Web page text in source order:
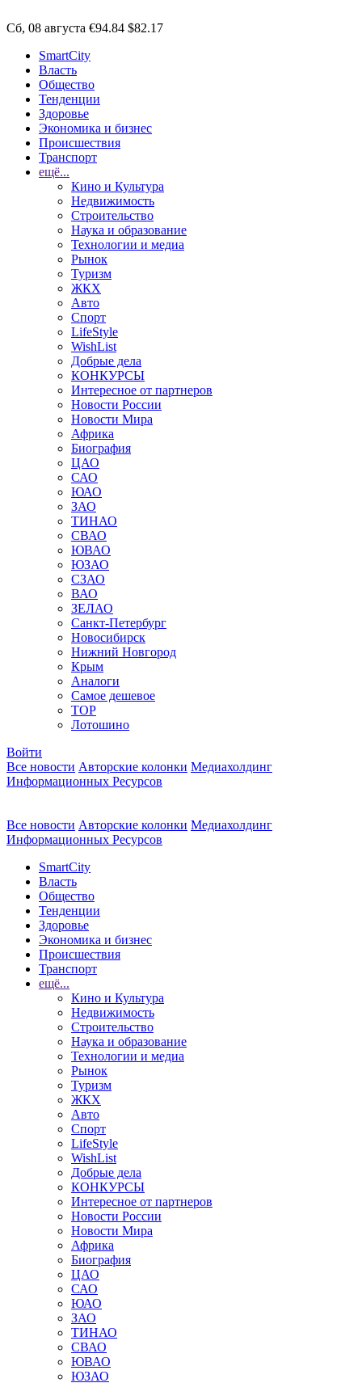
Сб, 08 августа €94.84 $82.17
SmartCity
Власть
Общество
Тенденции
Здоровье
Экономика и бизнес
Происшествия
Транспорт
ещё...
Кино и Культура
Недвижимость
Строительство
Наука и образование
Технологии и медиа
Рынок
Туризм
ЖКХ
Авто
Спорт
LifeStyle
WishList
Добрые дела
КОНКУРСЫ
Интересное от партнеров
Новости России
Новости Мира
Африка
Биография
ЦАО
САО
ЮАО
ЗАО
ТИНАО
СВАО
ЮВАО
ЮЗАО
СЗАО
ВАО
ЗЕЛАО
Санкт-Петербург
Новосибирск
Нижний Новгород
Крым
Аналоги
Самое дешевое
TOP
Лотошино
Войти
Все новости Авторские колонки Медиахолдинг
Информационных Ресурсов
Все новости Авторские колонки Медиахолдинг
Информационных Ресурсов
SmartCity
Власть
Общество
Тенденции
Здоровье
Экономика и бизнес
Происшествия
Транспорт
ещё...
Кино и Культура
Недвижимость
Строительство
Наука и образование
Технологии и медиа
Рынок
Туризм
ЖКХ
Авто
Спорт
LifeStyle
WishList
Добрые дела
КОНКУРСЫ
Интересное от партнеров
Новости России
Новости Мира
Африка
Биография
ЦАО
САО
ЮАО
ЗАО
ТИНАО
СВАО
ЮВАО
ЮЗАО